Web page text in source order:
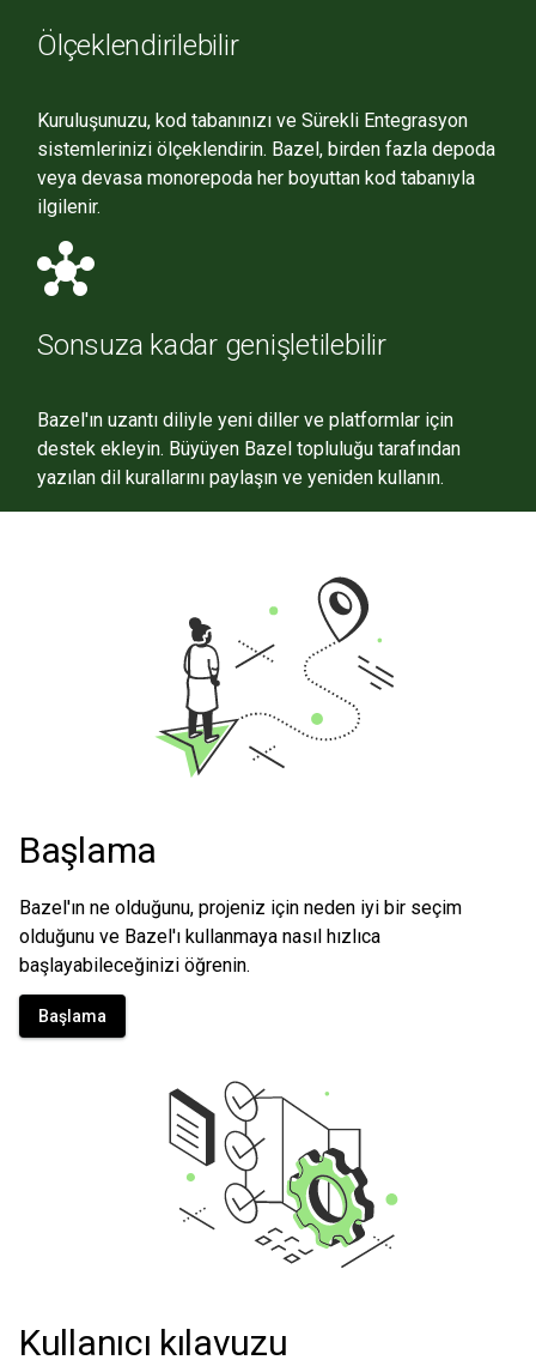
Ölçeklendirilebilir
Kuruluşunuzu, kod tabanınızı ve Sürekli Entegrasyon
sistemlerinizi ölçeklendirin. Bazel, birden fazla depoda
veya devasa monorepoda her boyuttan kod tabanıyla
ilgilenir.
hub
Sonsuza kadar genişletilebilir
Bazel'ın uzantı diliyle yeni diller ve platformlar için
destek ekleyin. Büyüyen Bazel topluluğu tarafından
yazılan dil kurallarını paylaşın ve yeniden kullanın.
Başlama
Bazel'ın ne olduğunu, projeniz için neden iyi bir seçim
olduğunu ve Bazel'ı kullanmaya nasıl hızlıca
başlayabileceğinizi öğrenin.
Başlama
Kullanıcı kılavuzu